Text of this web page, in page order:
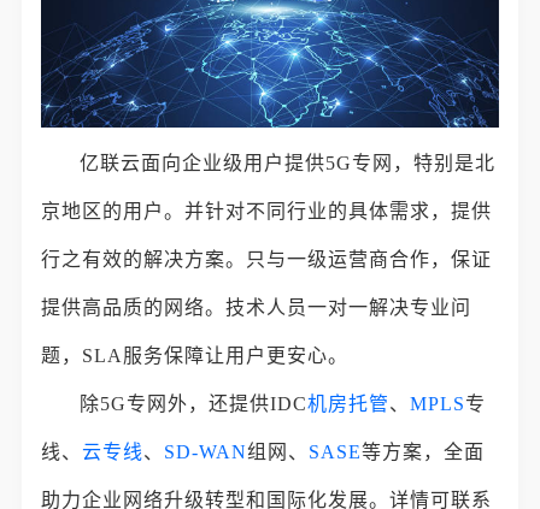
亿联云面向企业级用户提供5G专网，特别是北
京地区的用户。并针对不同行业的具体需求，提供
行之有效的解决方案。只与一级运营商合作，保证
提供高品质的网络。技术人员一对一解决专业问
题，SLA服务保障让用户更安心。
除5G专网外，还提供IDC机房托管、MPLS专
线、云专线、 SD-WAN组网、 SASE等方案，全面
助力企业网络升级转型和国际化发展。详情可联系